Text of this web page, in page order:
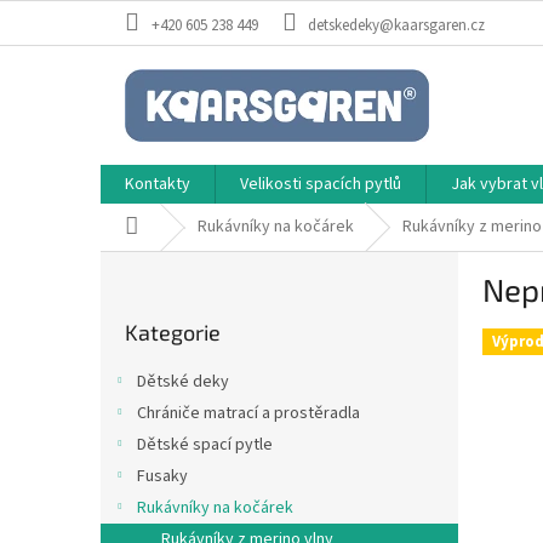
+420 605 238 449 detskedeky@kaarsgaren.cz
Kontakty Velikosti spacích pytlů Jak vybrat
Domů Rukávníky na kočárek Rukávníky z
a
kategorie
Kategorie
Dětské deky
Chrániče matrací a prostěradla
Dětské spací pytle
Fusaky
Rukávníky na kočárek